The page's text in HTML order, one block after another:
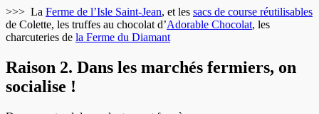
>>> La Ferme de l’Isle Saint-Jean, et les sacs de course réutilisables
de Colette, les truffes au chocolat d’Adorable Chocolat, les
charcuteries de la Ferme du Diamant
Raison 2. Dans les marchés fermiers, on
socialise !